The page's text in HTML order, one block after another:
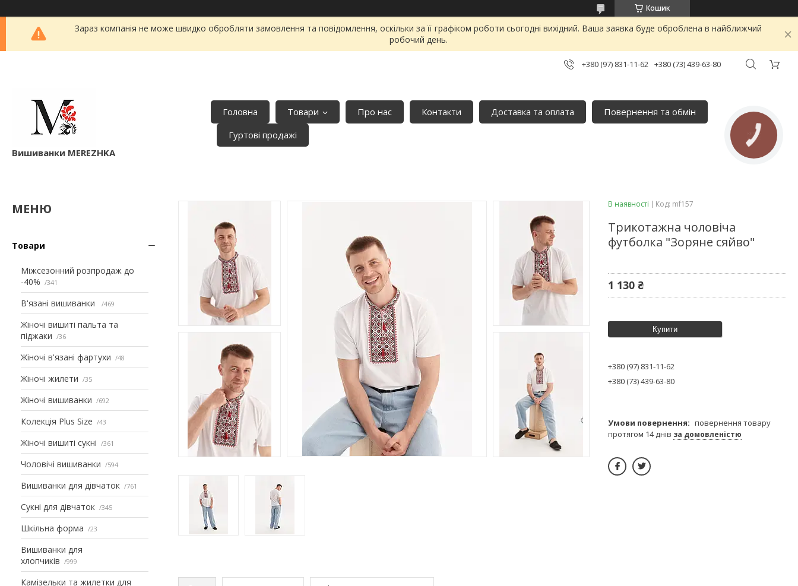
Кошик
Зараз компанія не може швидко обробляти замовлення та повідомлення, оскільки за її графіком роботи сьогодні вихідний. Ваша заявка буде оброблена в найближчий
робочий день.
+380 (97) 831-11-62 +380 (73) 439-63-80
Вишиванки MEREZHKA
Головна Товари Про нас Контакти Доставка та оплата
Повернення та обмін
Гуртові продажі
Товари
Міжсезонний розпродаж до
-40%
341
В'язані вишиванки 469
Жіночі вишиті пальта та
піджаки
36
Жіночі в'язані фартухи 48
Жіночі жилети 35
Жіночі вишиванки 692
Колекція Plus Size 43
Жіночі вишиті сукні 361
Чоловічі вишиванки 594
Вишиванки для дівчаток 761
Сукні для дівчаток 345
Шкільна форма 23
Вишиванки для
хлопчиків
999
Камізельки та жилетки для
В наявності Код: mf157
Трикотажна чоловіча
футболка "Зоряне сяйво"
1 130 ₴
Купити
+380 (97) 831-11-62
+380 (73) 439-63-80
повернення товару
протягом 14 днів за домовленістю
КНОПКА
ЗВ'ЯЗКУ